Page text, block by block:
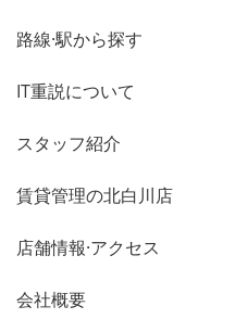
路線·駅から探す
IT重説について
スタッフ紹介
賃貸管理の北白川店
店舗情報·アクセス
会社概要